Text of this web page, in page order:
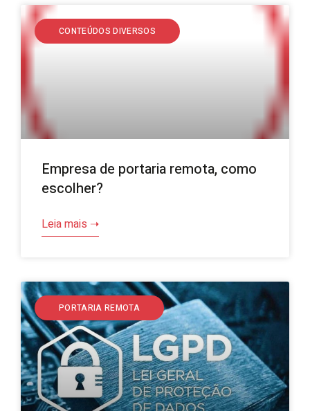
CONTEÚDOS DIVERSOS
Empresa de portaria remota, como
escolher?
Leia mais ➝
PORTARIA REMOTA